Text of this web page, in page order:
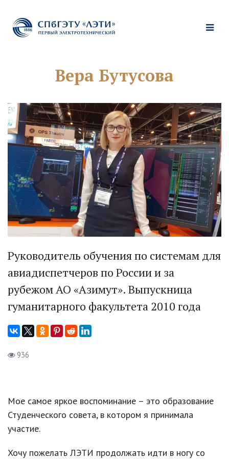
Вера Бутусова
Руководитель обучения по системам для
авиадиспетчеров по России и за
рубежом АО «Азимут». Выпускница
гуманитарного факультета 2010 года
936
Мое самое яркое воспоминание – это образование
Студенческого совета, в котором я принимала
участие.
Хочу пожелать ЛЭТИ продолжать идти в ногу со